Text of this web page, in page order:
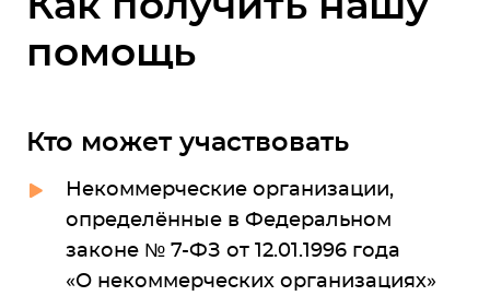
помощь
Кто может участвовать
Некоммерческие организации,
определённые в Федеральном
законе № 7-ФЗ от 12.01.1996 года
«О некоммерческих организациях»